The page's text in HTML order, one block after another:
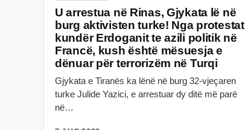
U arrestua në Rinas, Gjykata lë në
burg aktivisten turke! Nga protestat
kundër Erdoganit te azili politik në
Francë, kush është mësuesja e
dënuar për terrorizëm në Turqi
Gjykata e Tiranës ka lënë në burg 32-vjeçaren
turke Julide Yazici, e arrestuar dy ditë më parë
në…